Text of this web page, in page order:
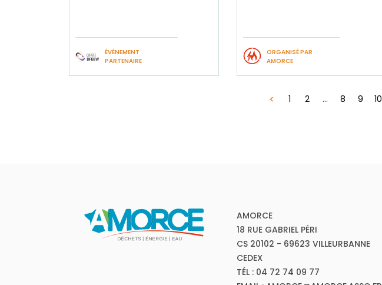
ÉVÉNEMENT
PARTENAIRE
ORGANISÉ PAR
AMORCE
1 2 ... 8 9 10
AMORCE
18 RUE GABRIEL PÉRI
CS 20102 - 69623 VILLEURBANNE
CEDEX
TÉL : 04 72 74 09 77